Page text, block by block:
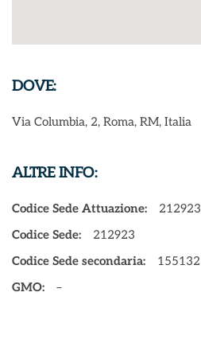
DOVE:
Via Columbia, 2, Roma, RM, Italia
ALTRE INFO:
Codice Sede Attuazione:
212923
Codice Sede:
212923
Codice Sede secondaria:
155132
GMO:
–